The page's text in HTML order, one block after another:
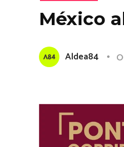
México
Aldea84